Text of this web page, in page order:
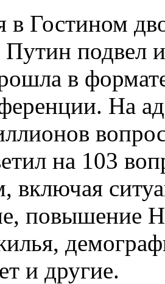
в Гостином
подвел
в
На
на 103
включая
повышение
и другие.